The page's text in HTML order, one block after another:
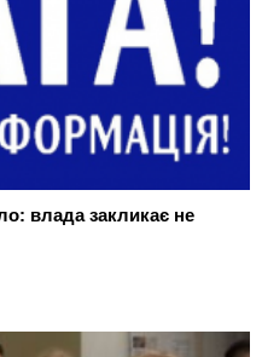
влада закликає не